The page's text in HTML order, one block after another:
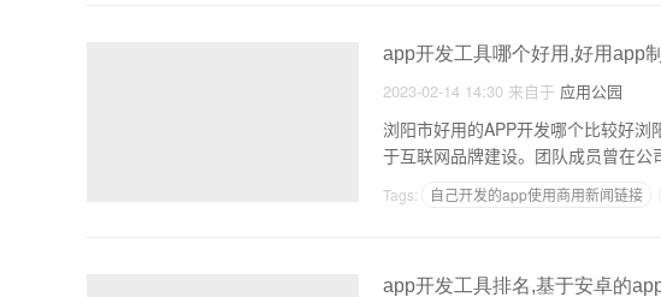
app开发工具哪个好用,好用app
2023-02-14 14:30 来自于 应用公园
浏阳市好用的APP开发哪个比较好
于互联网品牌建设。团队成员曾在
Tags: 自己开发的app使用商用新闻链接
app开发工具排名,基于安卓的